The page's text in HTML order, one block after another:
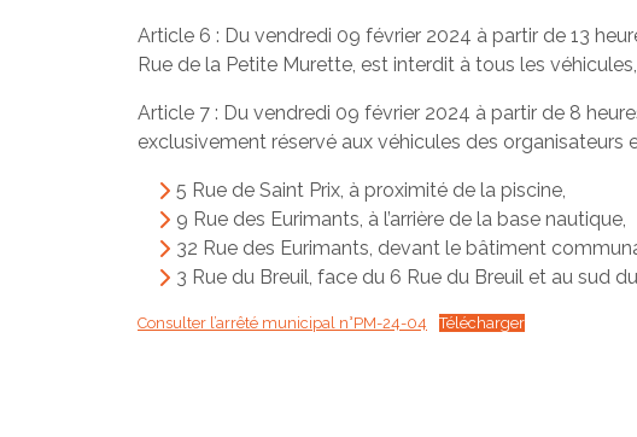
Article 6 : Du vendredi 09 février 2024 à partir de 13
Rue de la Petite Murette, est interdit à tous les
Article 7 : Du vendredi 09 février 2024 à partir de 8
exclusivement réservé aux véhicules des organisateurs
5 Rue de Saint Prix, à proximité de la piscine,
9 Rue des Eurimants, à l’arrière de la base nautique,
32 Rue des Eurimants, devant le bâtiment
3 Rue du Breuil, face du 6 Rue du Breuil et au sud
Consulter l’arrêté municipal n°PM-24-04 Télécharger